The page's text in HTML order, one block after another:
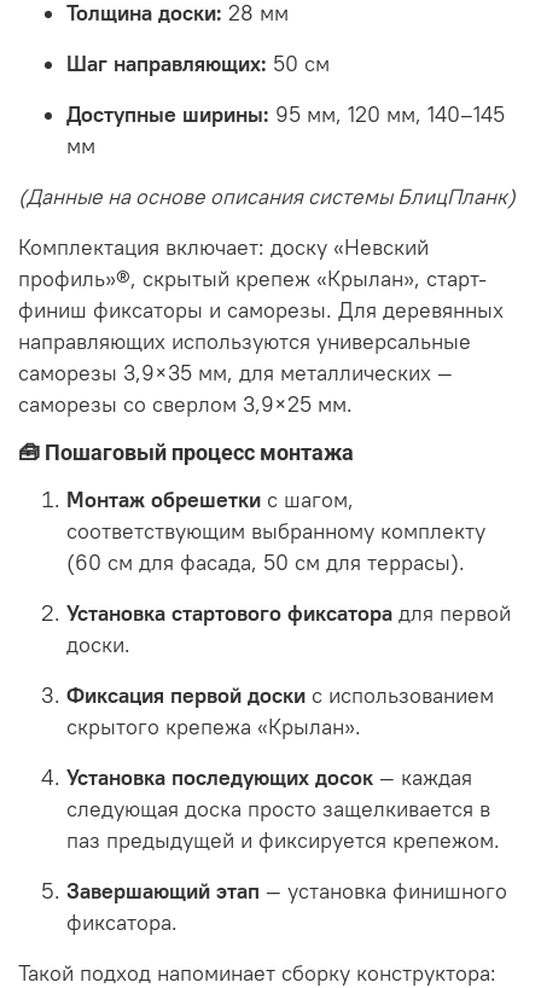
Толщина доски: 28 мм
Шаг направляющих: 50 см
Доступные ширины: 95 мм, 120 мм, 140–145
мм
(Данные на основе описания системы БлицПланк)
Комплектация включает: доску «Невский
профиль»®, скрытый крепеж «Крылан», старт-
финиш фиксаторы и саморезы. Для деревянных
направляющих используются универсальные
саморезы 3,9×35 мм, для металлических —
саморезы со сверлом 3,9×25 мм.
🧰 Пошаговый процесс монтажа
Монтаж обрешетки с шагом,
соответствующим выбранному комплекту
(60 см для фасада, 50 см для террасы).
Установка стартового фиксатора для первой
доски.
Фиксация первой доски с использованием
скрытого крепежа «Крылан».
Установка последующих досок — каждая
следующая доска просто защелкивается в
паз предыдущей и фиксируется крепежом.
Завершающий этап — установка финишного
фиксатора.
Такой подход напоминает сборку конструктора: